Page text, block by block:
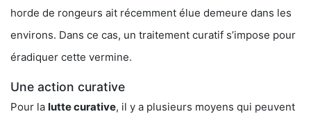
horde de rongeurs ait récemment élue demeure dans les
environs. Dans ce cas, un traitement curatif s’impose pour
éradiquer cette vermine.
Une action curative
Pour la lutte curative, il y a plusieurs moyens qui peuvent